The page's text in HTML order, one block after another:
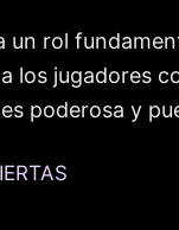
un rol
los jugadores
poderosa y